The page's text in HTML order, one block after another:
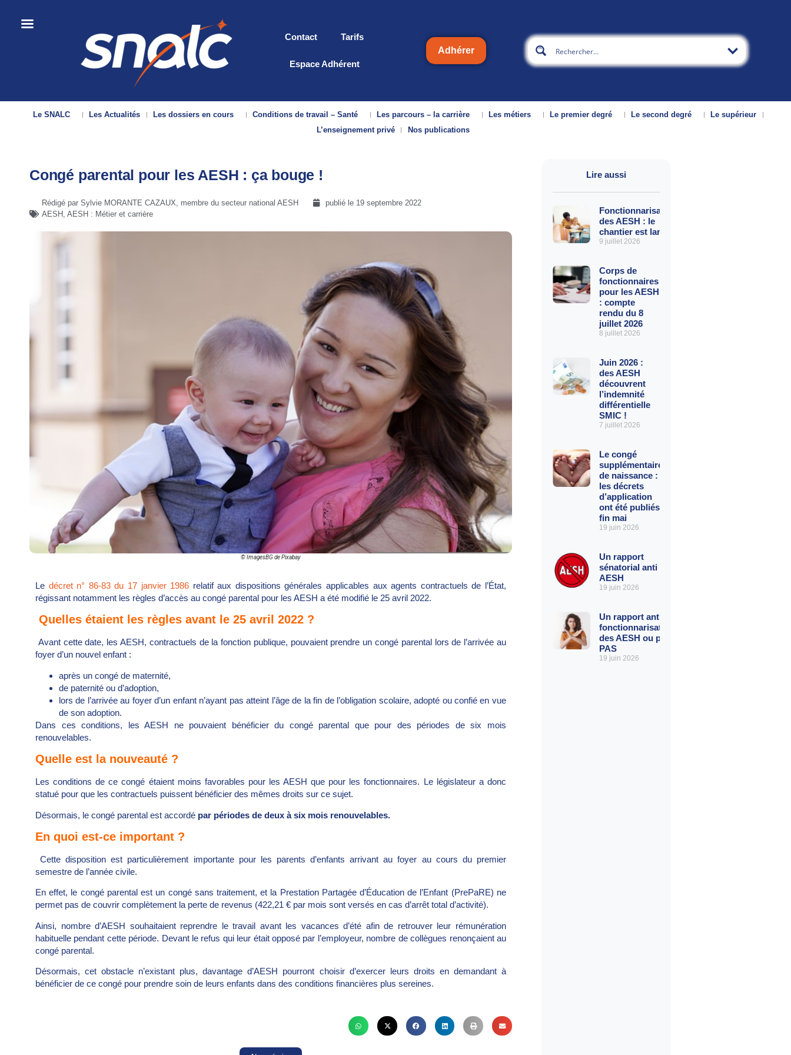
Contact Tarifs
Espace Adhérent
Adhérer
Le SNALC Les Actualités Les dossiers en cours Conditions de travail – Santé Les parcours – la carrière Les métiers Le premier degré Le second degré
Le supérieur
L’enseignement privé
Nos publications
Congé parental pour les AESH : ça bouge !
Rédigé par Sylvie MORANTE CAZAUX, membre du secteur national AESH publié le 19 septembre 2022
AESH , AESH : Métier et carrière
© ImagesBG de Pixabay
Le décret n° 86-83 du 17 janvier 1986 relatif aux dispositions générales applicables aux agents contractuels de l’État,
régissant notamment les règles d’accès au congé parental pour les AESH a été modifié le 25 avril 2022.
Quelles étaient les règles avant le 25 avril 2022 ?
Avant cette date, les AESH, contractuels de la fonction publique, pouvaient prendre un congé parental lors de l’arrivée au
foyer d’un nouvel enfant :
après un congé de maternité,
de paternité ou d’adoption,
lors de l’arrivée au foyer d’un enfant n’ayant pas atteint l’âge de la fin de l’obligation scolaire, adopté ou confié en vue
de son adoption.
Dans ces conditions, les AESH ne pouvaient bénéficier du congé parental que pour des périodes de six mois
renouvelables.
Quelle est la nouveauté ?
Les conditions de ce congé étaient moins favorables pour les AESH que pour les fonctionnaires. Le législateur a donc
statué pour que les contractuels puissent bénéficier des mêmes droits sur ce sujet.
Désormais, le congé parental est accordé par périodes de deux à six mois renouvelables.
En quoi est-ce important ?
Cette disposition est particulièrement importante pour les parents d’enfants arrivant au foyer au cours du premier
semestre de l’année civile.
En effet, le congé parental est un congé sans traitement, et la Prestation Partagée d’Éducation de l’Enfant (PrePaRE) ne
permet pas de couvrir complètement la perte de revenus (422,21 € par mois sont versés en cas d’arrêt total d’activité).
Ainsi, nombre d’AESH souhaitaient reprendre le travail avant les vacances d’été afin de retrouver leur rémunération
habituelle pendant cette période. Devant le refus qui leur était opposé par l’employeur, nombre de collègues renonçaient au
congé parental.
Désormais, cet obstacle n’existant plus, davantage d’AESH pourront choisir d’exercer leurs droits en demandant à
bénéficier de ce congé pour prendre soin de leurs enfants dans des conditions financières plus sereines.
Lire aussi
Fonctionnarisation
des AESH : le
chantier est lancé
9 juillet 2026
Corps de
fonctionnaires
pour les AESH
: compte
rendu du 8
juillet 2026
8 juillet 2026
Juin 2026 :
des AESH
découvrent
l’indemnité
différentielle
SMIC !
7 juillet 2026
Le congé
supplémentaire
de naissance :
les décrets
d’application
ont été publiés
fin mai
19 juin 2026
Un rapport
sénatorial anti
AESH
19 juin 2026
Un rapport anti-
fonctionnarisation
des AESH ou pro
PAS
19 juin 2026